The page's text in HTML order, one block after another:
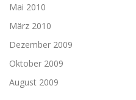
Mai 2010
März 2010
Dezember 2009
Oktober 2009
August 2009